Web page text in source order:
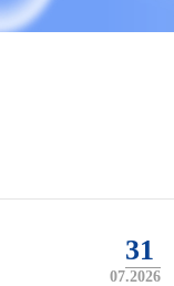
31
07.2026